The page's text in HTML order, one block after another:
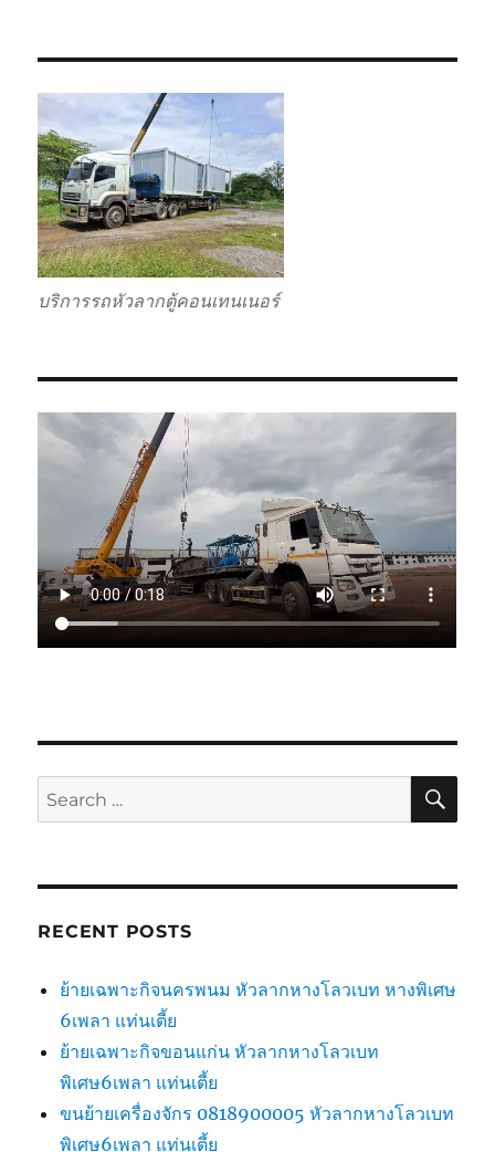
บริการรถหัวลากตู้คอนเทนเนอร์
Search
for:
RECENT POSTS
ย้ายเฉพาะกิจนครพนม หัวลากหางโลวเบท หางพิเศษ
6เพลา แท่นเตี้ย
ย้ายเฉพาะกิจขอนแก่น หัวลากหางโลวเบท
พิเศษ6เพลา แท่นเตี้ย
ขนย้ายเครื่องจักร 0818900005 หัวลากหางโลวเบท
พิเศษ6เพลา แท่นเตี้ย